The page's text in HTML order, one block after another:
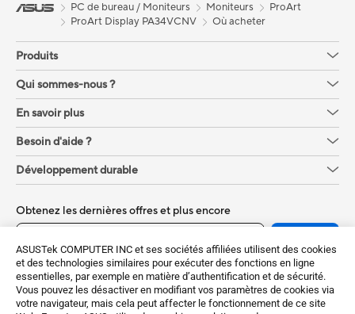
ASUSTek COMPUTER INC et ses sociétés affiliées utilisent des cookies
et des technologies similaires pour exécuter des fonctions en ligne
essentielles, par exemple en matière d’authentification et de sécurité.
Vous pouvez les désactiver en modifiant vos paramètres de cookies via
votre navigateur, mais cela peut affecter le fonctionnement de ce site
PC de bureau / Moniteurs Moniteurs
ProArt
ProArt Display PA34VCNV
Où acheter
Produits
Qui sommes-nous ?
En savoir plus
Besoin d'aide ?
Développement durable
Obtenez les dernières offres et plus encore